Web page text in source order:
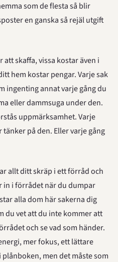
som de flesta så blir
en ganska så rejäl utgift
skaffa, vissa kostar även i
hem kostar pengar. Varje sak
ingenting annat varje gång du
eller dammsuga under den.
uppmärksamhet. Varje
på den. Eller varje gång
allt ditt skräp i ett förråd och
in i förrådet när du dumpar
alla dom här sakerna dig
du vet att du inte kommer att
och se vad som händer.
mer fokus, ett lättare
men det måste som